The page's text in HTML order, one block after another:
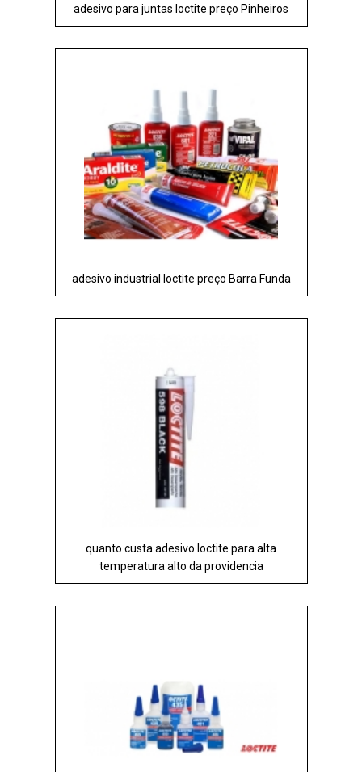
adesivo para juntas loctite preço Pinheiros
adesivo industrial loctite preço Barra Funda
quanto custa adesivo loctite para alta
temperatura alto da providencia